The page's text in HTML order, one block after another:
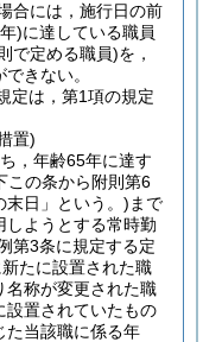
合には，施行日の前
)に達している職員
で定める職員)を，
きない。
定は，第1項の規定
置)
，年齢65年に達す
この条から附則第6
末日」という。) まで
しようとする常時勤
第3条に規定する定
たに設置された職
名称が変更された職
設置されていたもの
た当該職に係る年